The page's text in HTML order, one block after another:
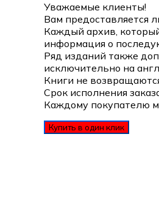
Уважаемые клиенты!
Вам предоставляется
Каждый архив,
информация о
Ряд изданий также
исключительно на
Книги не
Срок исполнения
Каждому покупателю
Купить в один клик